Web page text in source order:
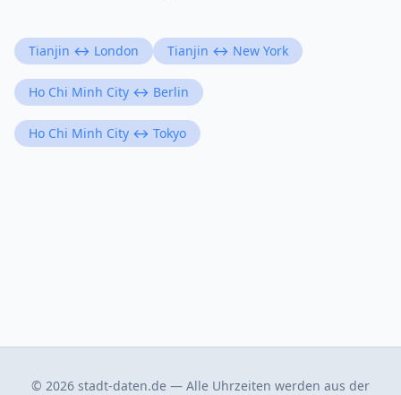
Tianjin ↔ London Tianjin ↔ New York
Ho Chi Minh City ↔ Berlin
Ho Chi Minh City ↔ Tokyo
© 2026 stadt-daten.de — Alle Uhrzeiten werden aus der